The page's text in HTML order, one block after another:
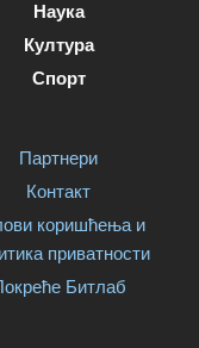
Наука
Култура
Спорт
Партнери
Контакт
коришћења и
приватности
Битлаб